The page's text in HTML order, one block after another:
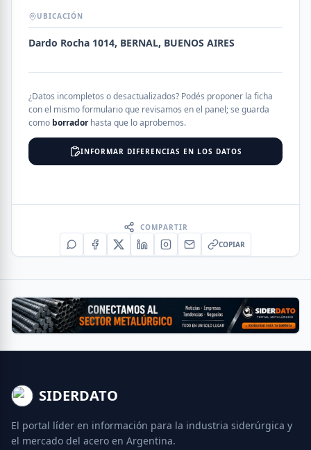
UBICACIÓN
Dardo Rocha 1014, BERNAL, BUENOS AIRES
¿Datos incompletos o desactualizados? Podés proponer la ficha
con el mismo formulario que revisamos en el panel; se guarda
como borradorhasta que lo aprobemos.
INFORMAR DIFERENCIAS EN LOS DATOS
COMPARTIR
COPIAR
SIDERDATO
El portal líder en información para la industria siderúrgica y
el mercado del acero en Argentina.